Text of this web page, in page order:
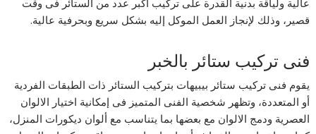
قصير، وذلك لإنجاز العمل الموكل إليه بشكل سريع وبحرفية عالية.
فنى تركيب ستائر بالخبر
يقوم فنى تركيب ستائر بيبيهات بتركيب الستائر ذات الطبقات الفردية
أو المتعددة، وتظهر شخصية الفنى المتميز فى إمكانية اختيار الالوان
العصرية ودمج الالوان مع بعضها بما يتناسب مع ألوان ديكورات المنزل،